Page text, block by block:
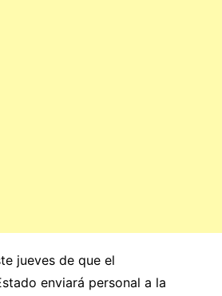
jueves de que el
enviará personal a la